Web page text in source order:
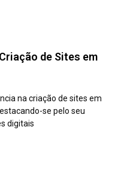
de Sites em
na criação de sites em
se pelo seu
digitais